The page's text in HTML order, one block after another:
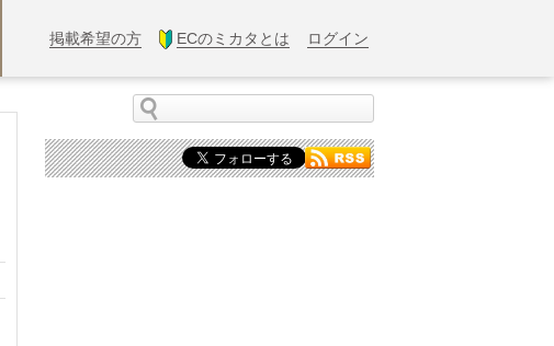
掲載希望の方 ECのミカタとは ログイン